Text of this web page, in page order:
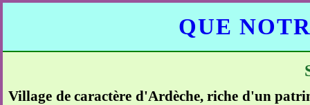
QUE
Village de caractère d'Ardèche, riche d'un